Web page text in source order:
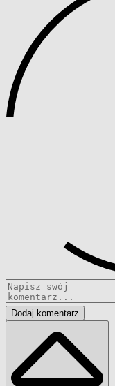
Dodaj komentarz